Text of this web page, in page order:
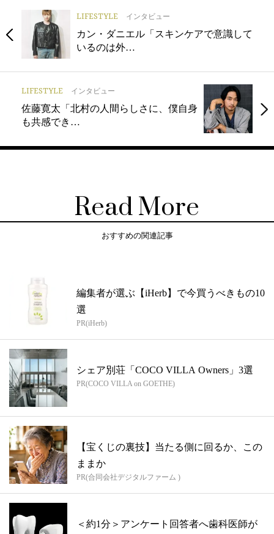
LIFESTYLE インタビュー
カン・ダニエル「スキンケアで意識して
いるのは外…
LIFESTYLE インタビュー
佐藤寛太「北村の人間らしさに、僕自身
も共感でき…
Read More
おすすめの関連記事
編集者が選ぶ【iHerb】で今買うべきもの10
選
PR(iHerb)
シェア別荘「COCO VILLA Owners」3選
PR(COCO VILLA on GOETHE)
【宝くじの裏技】当たる側に回るか、この
ままか
PR(合同会社デジタルファーム )
＜約1分＞アンケート回答者へ歯科医師が